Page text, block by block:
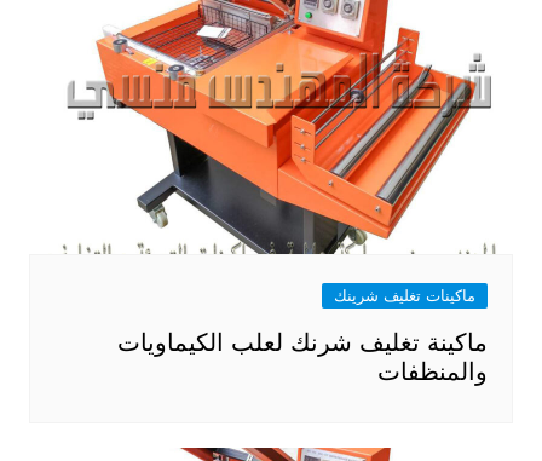
ماكينات تغليف شرينك
ماكينة تغليف شرنك لعلب الكيماويات
والمنظفات